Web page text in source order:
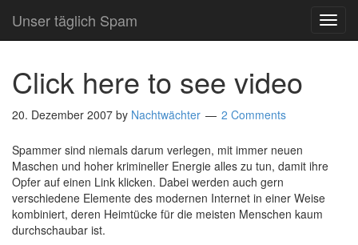
Unser täglich Spam
Click here to see video
20. Dezember 2007 by Nachtwächter 2 Comments
Spammer sind niemals darum verlegen, mit immer neuen
Maschen und hoher krimineller Energie alles zu tun, damit ihre
Opfer auf einen Link klicken. Dabei werden auch gern
verschiedene Elemente des modernen Internet in einer Weise
kombiniert, deren Heimtücke für die meisten Menschen kaum
durchschaubar ist.